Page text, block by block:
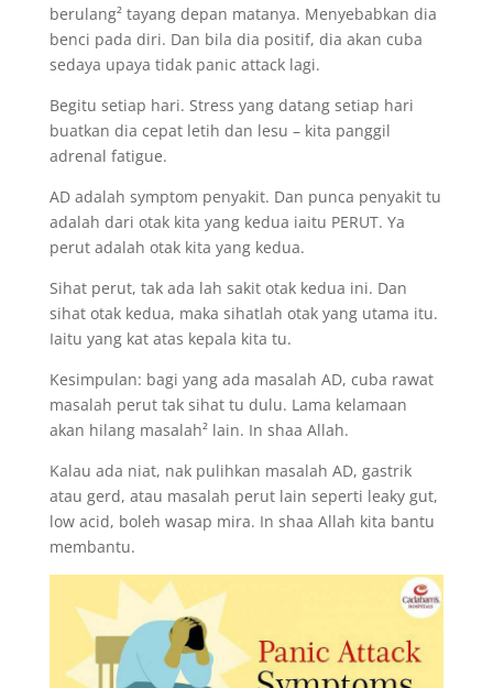
berulang² tayang depan matanya. Menyebabkan dia
benci pada diri. Dan bila dia positif, dia akan cuba
sedaya upaya tidak panic attack lagi.
Begitu setiap hari. Stress yang datang setiap hari
buatkan dia cepat letih dan lesu – kita panggil
adrenal fatigue.
AD adalah symptom penyakit. Dan punca penyakit tu
adalah dari otak kita yang kedua iaitu PERUT. Ya
perut adalah otak kita yang kedua.
Sihat perut, tak ada lah sakit otak kedua ini. Dan
sihat otak kedua, maka sihatlah otak yang utama itu.
Iaitu yang kat atas kepala kita tu.
Kesimpulan: bagi yang ada masalah AD, cuba rawat
masalah perut tak sihat tu dulu. Lama kelamaan
akan hilang masalah² lain. In shaa Allah.
Kalau ada niat, nak pulihkan masalah AD, gastrik
atau gerd, atau masalah perut lain seperti leaky gut,
low acid, boleh wasap mira. In shaa Allah kita bantu
membantu.